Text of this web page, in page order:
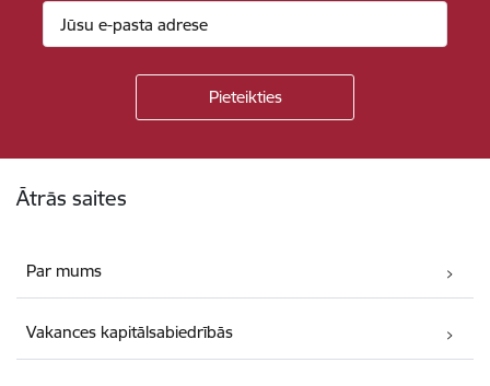
Ātrās saites
Par mums
Vakances kapitālsabiedrībās